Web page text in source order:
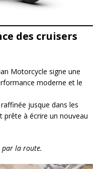
des cruisers
Motorcycle signe une
moderne et le
jusque dans les
prête à écrire un nouveau
par la route.